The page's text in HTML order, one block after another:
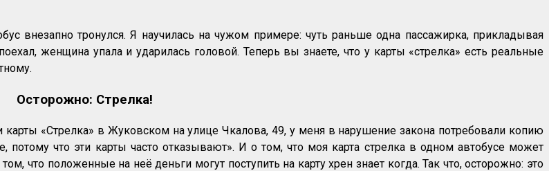
внезапно тронулся. Я научилась на чужом примере: чуть раньше одна пассажирка, прикладывая
женщина упала и ударилась головой. Теперь вы знаете, что у карты «стрелка» есть реальные
Осторожно: Стрелка!
«Стрелка» в Жуковском на улице Чкалова, 49, у меня в нарушение закона потребовали копию
что эти карты часто отказывают». И о том, что моя карта стрелка в одном автобусе может
что положенные на неё деньги могут поступить на карту хрен знает когда. Так что, осторожно: это